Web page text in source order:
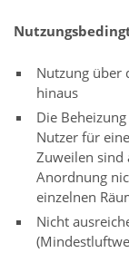
Nutzung über
hinaus
Die
Nutzer für
Zuweilen sind
Anordnung
einzelnen
Nicht